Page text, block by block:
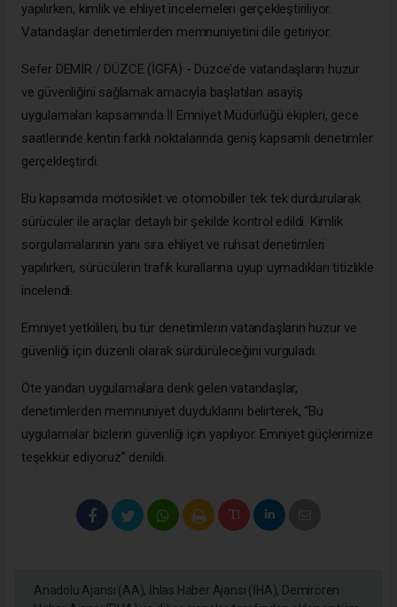
yapılırken, kimlik ve ehliyet incelemeleri gerçekleştiriliyor.
Vatandaşlar denetimlerden memnuniyetini dile getiriyor.
Sefer DEMİR / DÜZCE (İGFA) - Düzce'de vatandaşların huzur
ve güvenliğini sağlamak amacıyla başlatılan asayiş
uygulamaları kapsamında İl Emniyet Müdürlüğü ekipleri, gece
saatlerinde kentin farklı noktalarında geniş kapsamlı denetimler
gerçekleştirdi.
Bu kapsamda motosiklet ve otomobiller tek tek durdurularak
sürücüler ile araçlar detaylı bir şekilde kontrol edildi. Kimlik
sorgulamalarının yanı sıra ehliyet ve ruhsat denetimleri
yapılırken, sürücülerin trafik kurallarına uyup uymadıkları titizlikle
incelendi.
Emniyet yetkilileri, bu tür denetimlerin vatandaşların huzur ve
güvenliği için düzenli olarak sürdürüleceğini vurguladı.
Öte yandan uygulamalara denk gelen vatandaşlar,
denetimlerden memnuniyet duyduklarını belirterek, “Bu
uygulamalar bizlerin güvenliği için yapılıyor. Emniyet güçlerimize
teşekkür ediyoruz” denildi.
Anadolu Ajansı (AA), İhlas Haber Ajansı (İHA), Demirören